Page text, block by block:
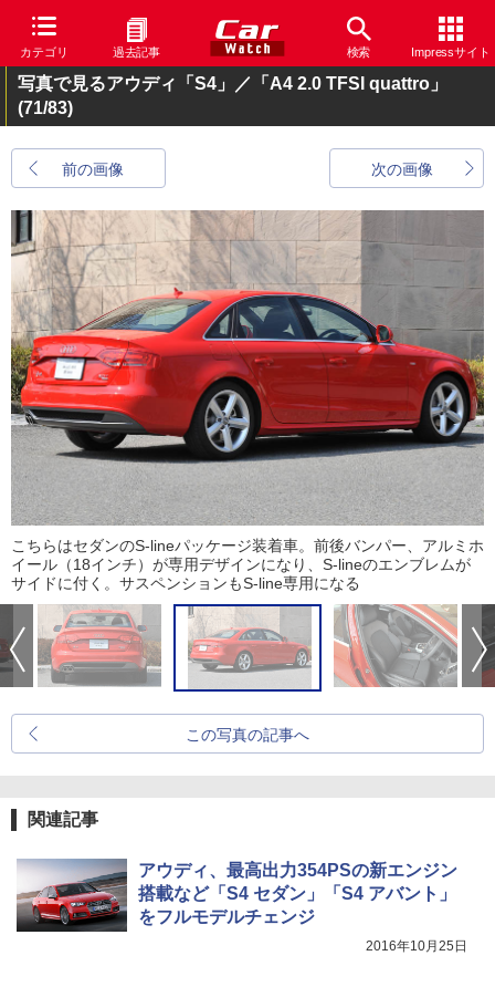
カテゴリ 過去記事 検索 Impressサイト
写真で見るアウディ「S4」／「A4 2.0 TFSI quattro」
(71/83)
前の画像 次の画像
こちらはセダンのS-lineパッケージ装着車。前後バンパー、アルミホ
イール（18インチ）が専用デザインになり、S-lineのエンブレムが
サイドに付く。サスペンションもS-line専用になる
この写真の記事へ
関連記事
アウディ、最高出力354PSの新エンジン
搭載など「S4 セダン」「S4 アバント」
をフルモデルチェンジ
2016年10月25日